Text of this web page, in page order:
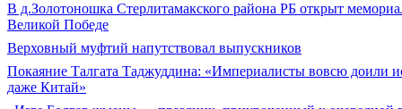
В д.Золотоношка Стерлитамакского района РБ открыт
Великой Победе
Верховный муфтий напутствовал выпускников
Покаяние Талгата Таджуддина: «Империалисты вовсю доили
даже Китай»